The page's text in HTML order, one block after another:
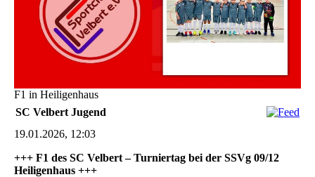
F1 in Heiligenhaus
SC Velbert Jugend
19.01.2026, 12:03
+++ F1 des SC Velbert – Turniertag bei der SSVg 09/12
Heiligenhaus +++